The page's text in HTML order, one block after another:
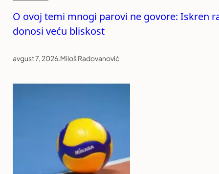
O ovoj temi mnogi parovi ne govore: Iskren
donosi veću bliskost
avgust 7, 2026.Miloš Radovanović